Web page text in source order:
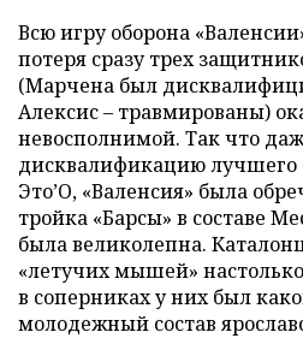
Всю игру оборона
потеря сразу трех
(Марчена был
Алексис – травмированы)
невосполнимой. Так что
дисквалификацию
Это’О, «Валенсия» была
тройка «Барсы» в составе
была великолепна.
«летучих мышей»
в соперниках у них был
молодежный состав